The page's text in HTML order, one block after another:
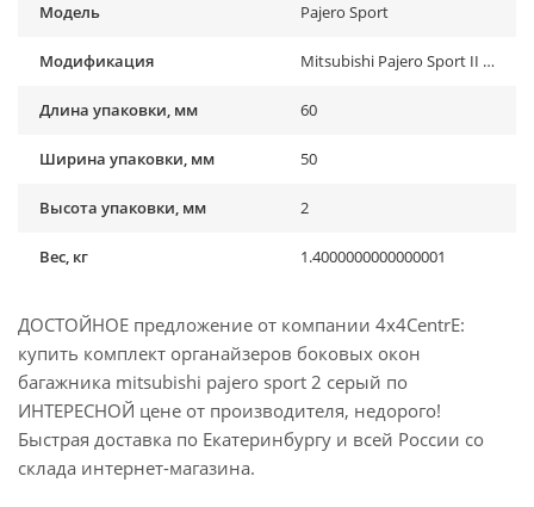
Модель Pajero Sport
Модификация Mitsubishi Pajero Sport II (2009-2015)
Длина упаковки, мм 60
Ширина упаковки, мм 50
Высота упаковки, мм 2
Вес, кг 1.4000000000000001
ДОСТОЙНОЕ предложение от компании 4x4CentrE:
купить комплект органайзеров боковых окон
багажника mitsubishi pajero sport 2 серый по
ИНТЕРЕСНОЙ цене от производителя, недорого!
Быстрая доставка по Екатеринбургу и всей России со
склада интернет-магазина.